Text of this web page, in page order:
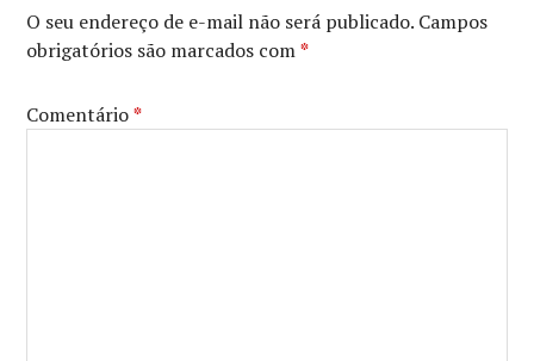
O seu endereço de e-mail não será publicado. Campos
obrigatórios são marcados com*
Comentário*